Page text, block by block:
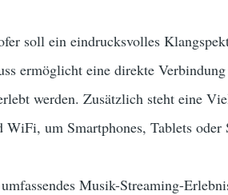
soll ein eindrucksvolles
ermöglicht eine direkte Verbindung
werden. Zusätzlich steht eine
um Smartphones, Tablets oder
Musik-Streaming-